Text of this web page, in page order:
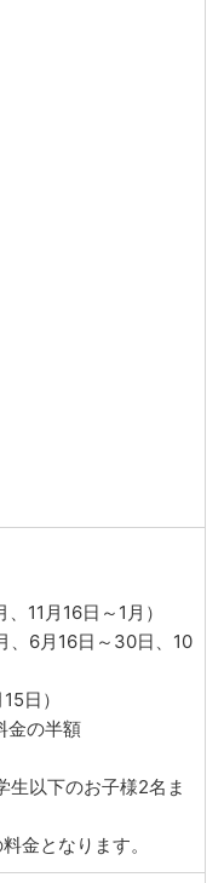
11月16日～1月）
6月16日～30日、10
日）
の半額
生以下のお子様2名ま
金となります。